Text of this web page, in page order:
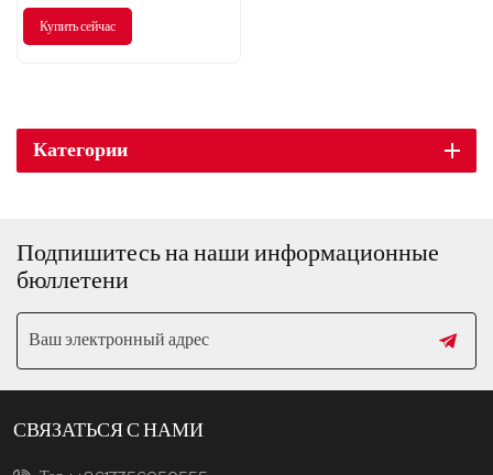
возглавляет тенденцию умного
вождения, — ваш лучший выбор
Купить сейчас
Категории
Подпишитесь на наши информационные
бюллетени
СВЯЗАТЬСЯ С НАМИ